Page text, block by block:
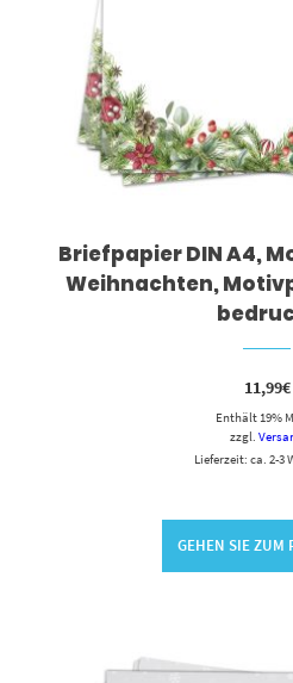
Briefpapier DIN A4,
Weihnachten,
11,99€
Enthält 19%
zzgl.
Lieferzeit: ca. 2-3
GEHEN SIE ZUM